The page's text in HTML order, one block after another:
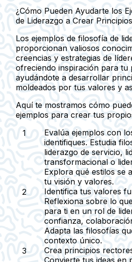
¿Cómo Pueden Ayudarte los
de Liderazgo a Crear
Los ejemplos de filosofía de
proporcionan valiosos
creencias y estrategias de
ofreciendo inspiración para tu
ayudándote a desarrollar
moldeados por tus valores y
Aquí te mostramos cómo
ejemplos para crear tus
Evalúa ejemplos con
identifiques. Estudia
liderazgo de servicio,
transformacional o
Explora qué estilos se
tu visión y valores.
Identifica tus valores
Reflexiona sobre lo
para ti en un rol de
confianza,
Adapta las filosofías
contexto único.
Crea principios
Convierte tus ideas en